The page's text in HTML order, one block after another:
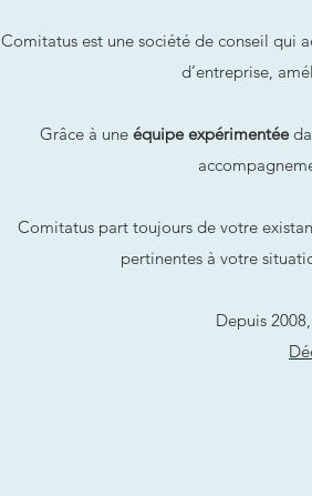
Comitatus est une société de conseil qui
d’entreprise,
Grâce à une équipe expérimentée
Comitatus part toujours de votre
pertinentes à votre
Depuis